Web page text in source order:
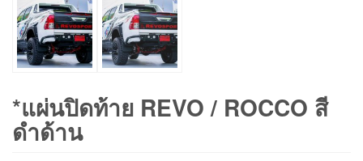
*แผ่นปิดท้าย REVO / ROCCO สี
ดำด้าน